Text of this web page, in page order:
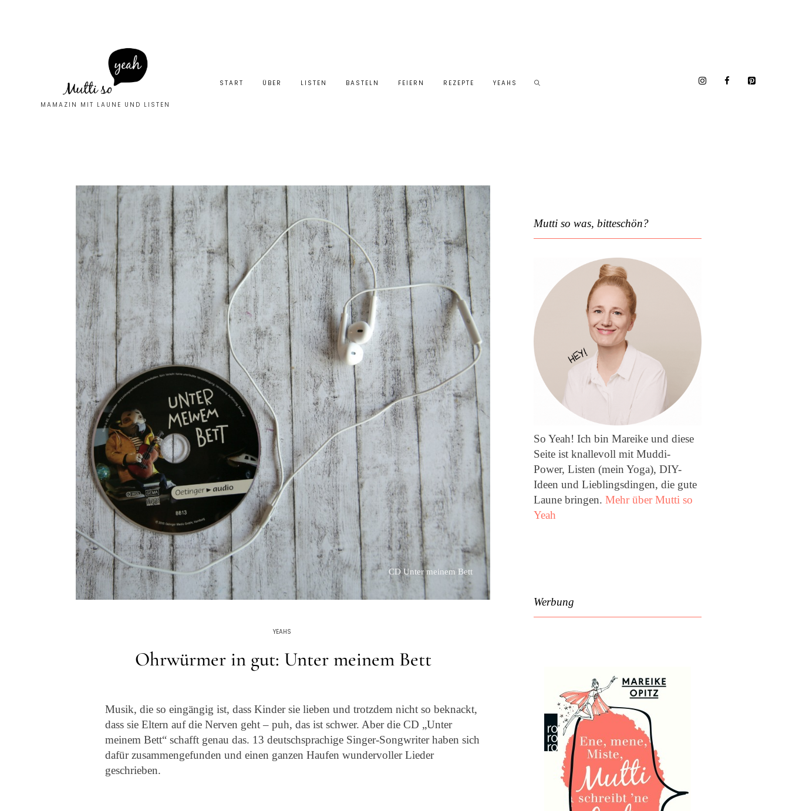
MAMAZIN MIT LAUNE UND LISTEN
START ÜBER LISTEN BASTELN FEIERN REZEPTE YEAHS
CD Unter meinem Bett
YEAHS
Ohrwürmer in gut: Unter meinem Bett
Musik, die so eingängig ist, dass Kinder sie lieben und trotzdem nicht so beknackt,
dass sie Eltern auf die Nerven geht – puh, das ist schwer. Aber die CD „Unter
meinem Bett“ schafft genau das. 13 deutschsprachige Singer-Songwriter haben sich
dafür zusammengefunden und einen ganzen Haufen wundervoller Lieder
geschrieben.
Mutti so was, bitteschön?
So Yeah! Ich bin Mareike und diese
Seite ist knallevoll mit Muddi-
Power, Listen (mein Yoga), DIY-
Ideen und Lieblingsdingen, die gute
Laune bringen.Mehr über Mutti so
Yeah
Werbung